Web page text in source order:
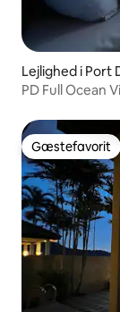
Lejlighed i Port
PD Full Ocean
Gæstefavorit
Gæstefavorit